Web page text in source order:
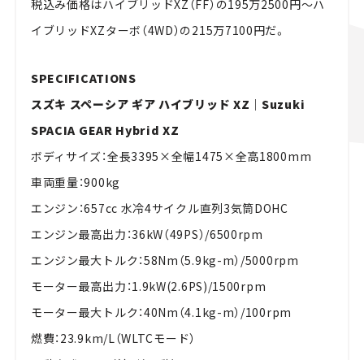
税込み価格はハイブリッドXZ（FF）の195万2500円〜ハ
イブリッドXZターボ（4WD）の215万7100円だ。
SPECIFICATIONS
スズキ スペーシア ギア ハイブリッド XZ｜Suzuki
SPACIA GEAR Hybrid XZ
ボディサイズ：全長3395×全幅1475×全高1800mm
車両重量：900kg
エンジン：657cc 水冷4サイクル直列3気筒DOHC
エンジン最高出力：36kW（49PS）/6500rpm
エンジン最大トルク：58Nm（5.9kg-m）/5000rpm
モーター最高出力：1.9kW(2.6PS)/1500rpm
モーター最大トルク：40Nm（4.1kg-m）/100rpm
燃費：23.9km/L（WLTCモード）